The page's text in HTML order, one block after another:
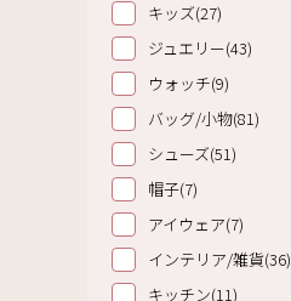
キッズ(27)
ジュエリー(43)
ウォッチ(9)
バッグ/小物(81)
シューズ(51)
帽子(7)
アイウェア(7)
インテリア/雑貨(36)
キッチン(11)